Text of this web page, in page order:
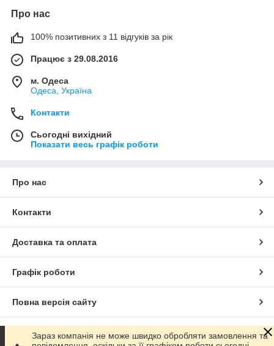
Про нас
100% позитивних з 11 відгуків за рік
Працює з 29.08.2016
м. Одеса
Одеса, Україна
Контакти
Сьогодні вихідний
Показати весь графік роботи
Про нас
Контакти
Доставка та оплата
Графік роботи
Повна версія сайту
Сайт створено на маркетплейсі Prom.ua
Зараз компанія не може швидко обробляти замовлення та